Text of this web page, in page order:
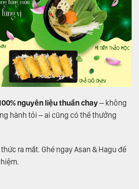
nguyên liệu thuần chay– không
hành tỏi – ai cũng có thể thưởng
ra mắt. Ghé ngay Asan & Hagu để